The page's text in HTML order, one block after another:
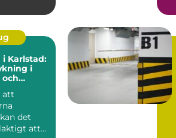
i Karlstad:
i
att
det
att